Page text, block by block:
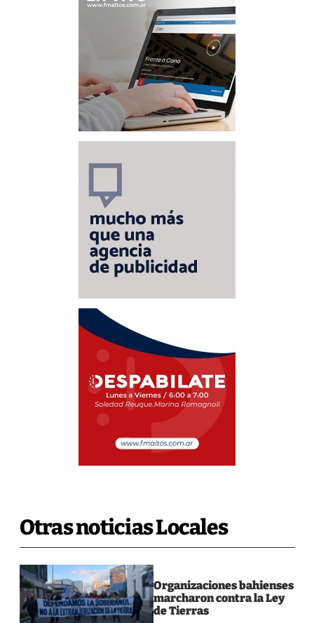
Otras noticias Locales
Organizaciones bahienses
marcharon contra la Ley
de Tierras